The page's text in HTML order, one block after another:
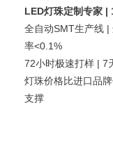
LED灯珠定制专家 |
全自动SMT生产线 |
率<0.1%
72小时极速打样 | 7
灯珠价格比进口品
支撑